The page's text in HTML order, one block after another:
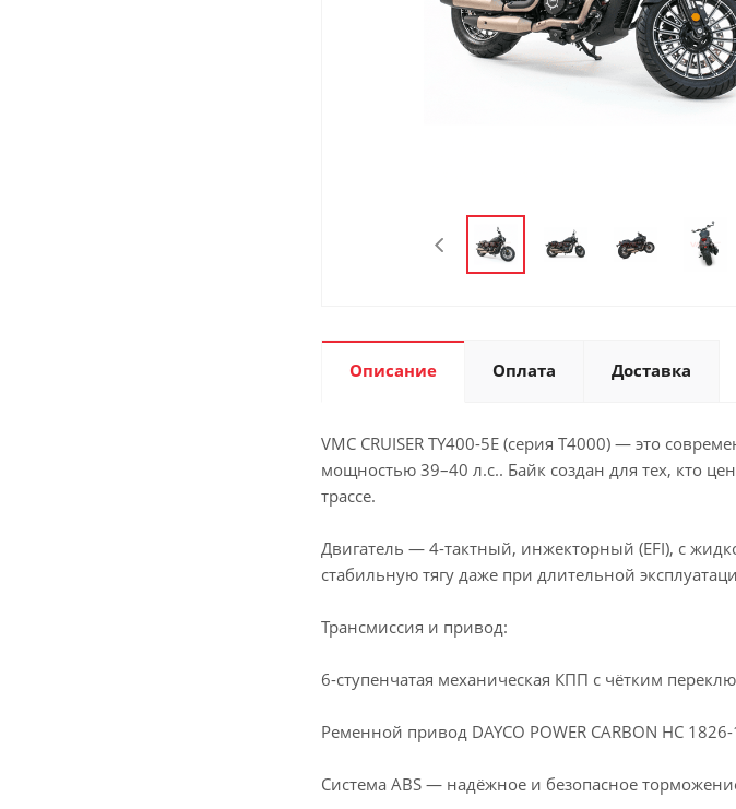
Описание Оплата Доставка
VMC CRUISER TY400-5E (серия T4000) — это
мощностью 39–40 л.с.. Байк создан для тех, кто
трассе.
Двигатель — 4-тактный, инжекторный (EFI), с
стабильную тягу даже при длительной
Трансмиссия и привод:
6-ступенчатая механическая КПП с чётким
Ременной привод DAYCO POWER CARBON HC
Система ABS — надёжное и безопасное